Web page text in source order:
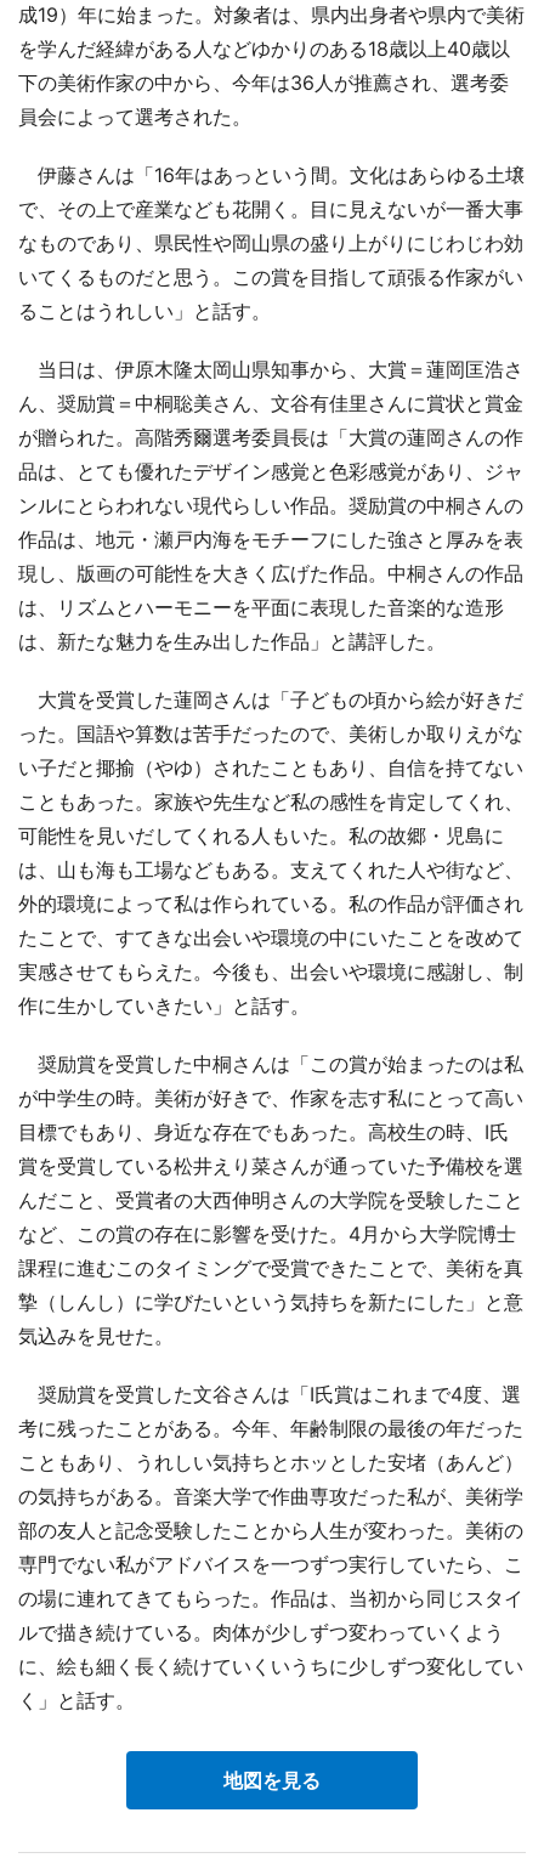
成19）年に始まった。対象者は、県内出身者や県内で美術
を学んだ経緯がある人などゆかりのある18歳以上40歳以
下の美術作家の中から、今年は36人が推薦され、選考委
員会によって選考された。
伊藤さんは「16年はあっという間。文化はあらゆる土壌
で、その上で産業なども花開く。目に見えないが一番大事
なものであり、県民性や岡山県の盛り上がりにじわじわ効
いてくるものだと思う。この賞を目指して頑張る作家がい
ることはうれしい」と話す。
当日は、伊原木隆太岡山県知事から、大賞＝蓮岡匡浩さ
ん、奨励賞＝中桐聡美さん、文谷有佳里さんに賞状と賞金
が贈られた。高階秀爾選考委員長は「大賞の蓮岡さんの作
品は、とても優れたデザイン感覚と色彩感覚があり、ジャ
ンルにとらわれない現代らしい作品。奨励賞の中桐さんの
作品は、地元・瀬戸内海をモチーフにした強さと厚みを表
現し、版画の可能性を大きく広げた作品。中桐さんの作品
は、リズムとハーモニーを平面に表現した音楽的な造形
は、新たな魅力を生み出した作品」と講評した。
大賞を受賞した蓮岡さんは「子どもの頃から絵が好きだ
った。国語や算数は苦手だったので、美術しか取りえがな
い子だと揶揄（やゆ）されたこともあり、自信を持てない
こともあった。家族や先生など私の感性を肯定してくれ、
可能性を見いだしてくれる人もいた。私の故郷・児島に
は、山も海も工場などもある。支えてくれた人や街など、
外的環境によって私は作られている。私の作品が評価され
たことで、すてきな出会いや環境の中にいたことを改めて
実感させてもらえた。今後も、出会いや環境に感謝し、制
作に生かしていきたい」と話す。
奨励賞を受賞した中桐さんは「この賞が始まったのは私
が中学生の時。美術が好きで、作家を志す私にとって高い
目標でもあり、身近な存在でもあった。高校生の時、I氏
賞を受賞している松井えり菜さんが通っていた予備校を選
んだこと、受賞者の大西伸明さんの大学院を受験したこと
など、この賞の存在に影響を受けた。4月から大学院博士
課程に進むこのタイミングで受賞できたことで、美術を真
摯（しんし）に学びたいという気持ちを新たにした」と意
気込みを見せた。
奨励賞を受賞した文谷さんは「I氏賞はこれまで4度、選
考に残ったことがある。今年、年齢制限の最後の年だった
こともあり、うれしい気持ちとホッとした安堵（あんど）
の気持ちがある。音楽大学で作曲専攻だった私が、美術学
部の友人と記念受験したことから人生が変わった。美術の
専門でない私がアドバイスを一つずつ実行していたら、こ
の場に連れてきてもらった。作品は、当初から同じスタイ
ルで描き続けている。肉体が少しずつ変わっていくよう
に、絵も細く長く続けていくいうちに少しずつ変化してい
く」と話す。
地図を見る